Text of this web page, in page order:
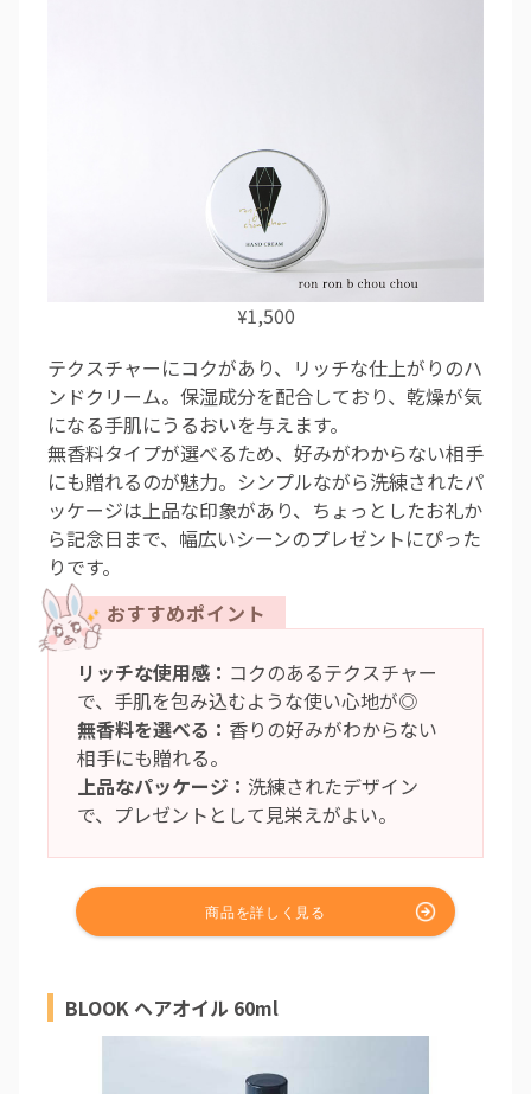
¥1,500
テクスチャーにコクがあり、リッチな仕上がりのハ
ンドクリーム。保湿成分を配合しており、乾燥が気
になる手肌にうるおいを与えます。
無香料タイプが選べるため、好みがわからない相手
にも贈れるのが魅力。シンプルながら洗練されたパ
ッケージは上品な印象があり、ちょっとしたお礼か
ら記念日まで、幅広いシーンのプレゼントにぴった
りです。
リッチな使用感： コクのあるテクスチャー
で、手肌を包み込むような使い心地が◎
無香料を選べる： 香りの好みがわからない
相手にも贈れる。
上品なパッケージ： 洗練されたデザイン
で、プレゼントとして見栄えがよい。
BLOOK ヘアオイル 60ml